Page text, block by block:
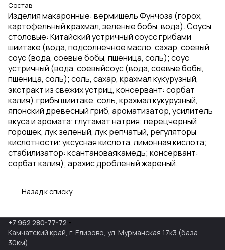
Состав
Изделия макаронные: вермишель Фунчоза (горох,
картофельный крахмал, зеленые бобы, вода). Соусы
столовые: Китайский устричный соусс грибами
шиитаке (вода, подсолнечное масло, сахар, соевый
соус (вода, соевые бобы, пшеница, соль); соус
устричный (вода, соевыйсоус (вода, соевые бобы,
пшеница, соль); соль, сахар, крахмал кукурузный,
экстракт из свежих устриц, консервант: сорбат
калия);грибы шиитаке, соль, крахмал кукурузный,
японский древесный гриб, ароматизатор, усилитель
вкуса и аромата: глутамат натрия; перецчерный
горошек, лук зеленый, лук репчатый, регуляторы
кислотности: уксусная кислота, лимонная кислота;
стабилизатор: ксантановаякамедь; консервант:
сорбат калия); арахис дробленый жареный.
Назад к списку
+7 962 280-77-72
Камчатский край, г. Елизово, ул. Мурманская 17к3 (база
30км)